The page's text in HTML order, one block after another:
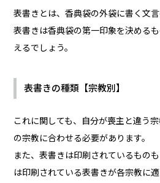
表書きとは、香典袋の外袋に書く文言
表書きは香典袋の第一印象を決める
えるでしょう。
表書きの種類【宗教別】
これに関しても、自分が喪主と違う
の宗教に合わせる必要があります。
また、表書きは印刷されているもの
は印刷されている表書きが各宗教に